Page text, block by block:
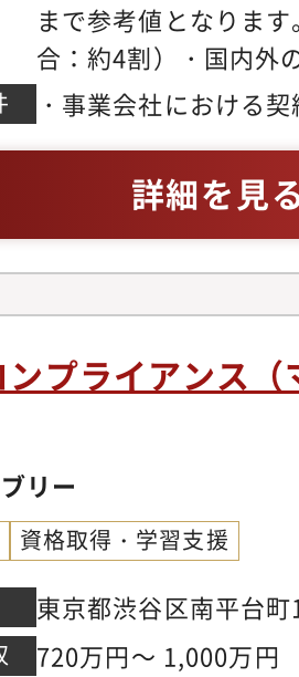
まで参考値となりま
合：約4割）・国内外
フト作成・交渉支援
顧問弁護士との連携
約フロー・法務オペ
ライアンス・ガバナ
割）・コンプライア
社内向け法務/コンプ
実施・リスクコンプ
個別労務案件への法
割合：約1割）・IPO
時開示・社内規程整
運営体制の整備・総
割合：約1割）・AIを
率化・法務業務の標
・事業会社における
のマネジメント経験
詳細を見
プライアンス
リー
資格取得・学習支援
東京都渋谷区南平台
720万円～ 1,000万円